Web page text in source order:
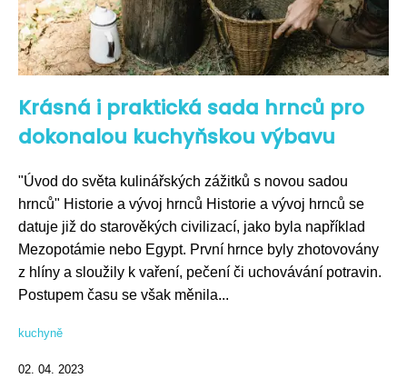
Krásná i praktická sada hrnců pro
dokonalou kuchyňskou výbavu
"Úvod do světa kulinářských zážitků s novou sadou
hrnců" Historie a vývoj hrnců Historie a vývoj hrnců se
datuje již do starověkých civilizací, jako byla například
Mezopotámie nebo Egypt. První hrnce byly zhotovovány
z hlíny a sloužily k vaření, pečení či uchovávání potravin.
Postupem času se však měnila...
kuchyně
02. 04. 2023